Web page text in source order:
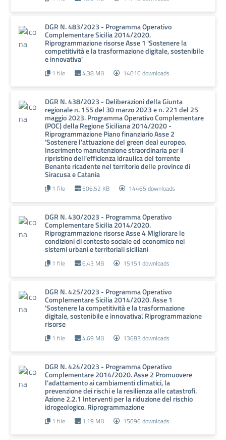
DGR N. 483/2023 - Programma Operativo
Complementare Sicilia 2014/2020.
Riprogrammazione risorse Asse 1 'Sostenere la
competitività e la trasformazione digitale, sostenibile
e innovativa'
1 file 4.38 MB 14016 downloads
DGR N. 438/2023 - Deliberazioni della Giunta
regionale n. 155 del 30 marzo 2023 e n. 221 del 25
maggio 2023. Programma Operativo Complementare
(POC) della Regione Siciliana 2014/2020 -
Riprogrammazione Piano finanziario Asse 2
'Sostenere l'attuazione del green deal europeo.
Inserimento manutenzione straordinaria per il
ripristino dell'efficienza idraulica del torrente
Benante ricadente nel territorio delle province di
Siracusa e Catania
1 file 506.52 KB 14465 downloads
DGR N. 430/2023 - Programma Operativo
Complementare Sicilia 2014/2020.
Riprogrammazione risorse Asse 4 Migliorare le
condizioni di contesto sociale ed economico nei
sistemi urbani e territoriali siciliani
1 file 6.43 MB 15151 downloads
DGR N. 425/2023 - Programma Operativo
Complementare Sicilia 2014/2020. Asse 1
'Sostenere la competitività e la trasformazione
digitale, sostenibile e innovativa'. Riprogrammazione
risorse
1 file 4.69 MB 13683 downloads
DGR N. 424/2023 - Programma Operativo
Complementare 2014/2020. Asse 2 Promuovere
l'adattamento ai cambiamenti climatici, la
prevenzione dei rischi e la resilienza alle catastrofi.
Azione 2.2.1 Interventi per la riduzione del rischio
idrogeologico. Riprogrammazione
1 file 1.19 MB 15096 downloads